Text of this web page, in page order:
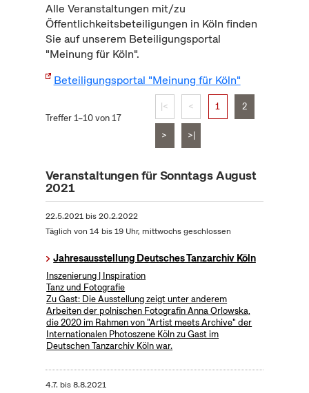
Alle Veranstaltungen mit/zu
Öffentlichkeitsbeteiligungen in Köln finden
Sie auf unserem Beteiligungsportal
"Meinung für Köln".
Beteiligungsportal "Meinung für Köln"
Treffer 1–10 von 17
|< < 1 2
> >|
Veranstaltungen für Sonntags August
2021
22.5.2021bis20.2.2022
Täglich von 14 bis 19 Uhr, mittwochs geschlossen
Jahresausstellung Deutsches Tanzarchiv Köln
Inszenierung | Inspiration
Tanz und Fotografie
Zu Gast: Die Ausstellung zeigt unter anderem
Arbeiten der polnischen Fotografin Anna Orlowska,
die 2020 im Rahmen von "Artist meets Archive" der
Internationalen Photoszene Köln zu Gast im
Deutschen Tanzarchiv Köln war.
4.7. bis8.8.2021